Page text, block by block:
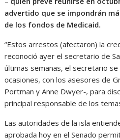
advertido que se impondrán
de los fondos de Medicaid.
“Estos arrestos (afectaron) la
reconoció ayer el secretario de
últimas semanas, el secretario
ocasiones, con los asesores de
Portman y Anne Dwyer-, para
principal responsable de los
Las autoridades de la isla
aprobada hoy en el Senado